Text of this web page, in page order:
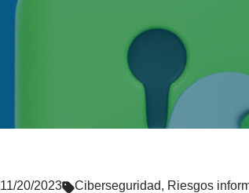
11/20/2023 Ciberseguridad, Riesgos